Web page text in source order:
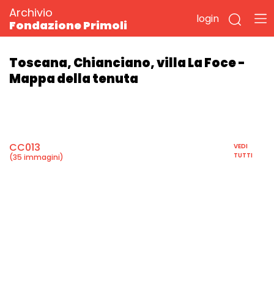
Archivio
Fondazione Primoli
login
Toscana, Chianciano, villa La Foce -
Mappa della tenuta
CC013
(35 immagini)
VEDI
TUTTI